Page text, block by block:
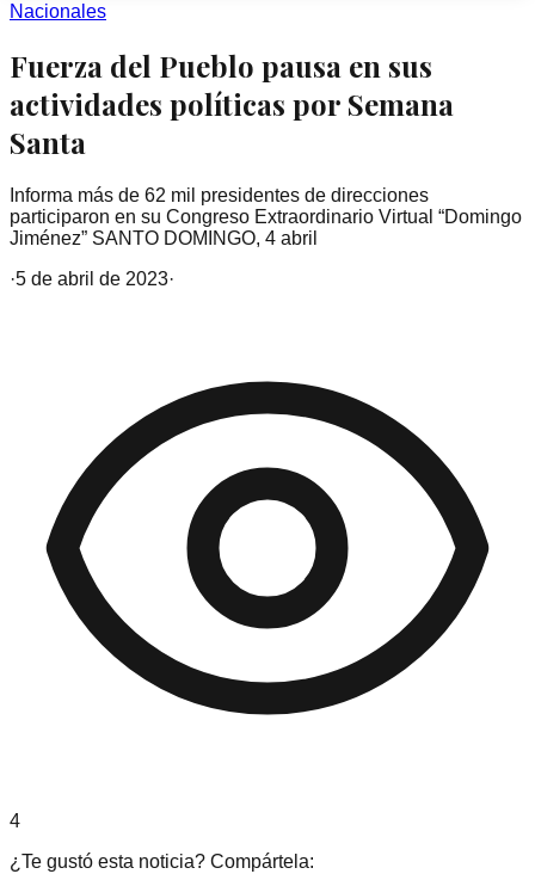
Nacionales
Fuerza del Pueblo pausa en sus
actividades políticas por Semana
Santa
Informa más de 62 mil presidentes de direcciones
participaron en su Congreso Extraordinario Virtual “Domingo
Jiménez” SANTO DOMINGO, 4 abril
·5 de abril de 2023·
4
¿Te gustó esta noticia? Compártela: